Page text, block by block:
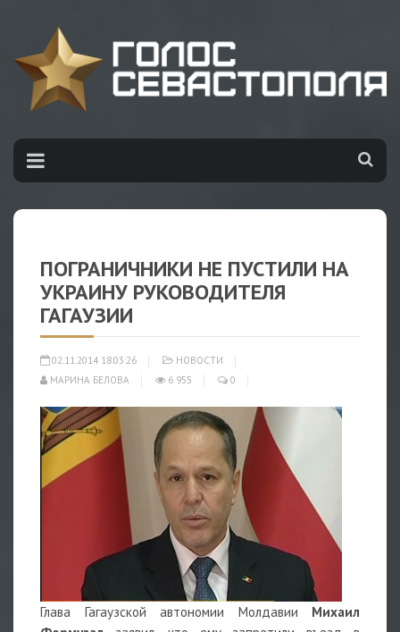
ПОГРАНИЧНИКИ НЕ ПУСТИЛИ НА
УКРАИНУ РУКОВОДИТЕЛЯ
ГАГАУЗИИ
02.11.2014 18:03:26
НОВОСТИ
МАРИНА БЕЛОВА
6 955 0
Глава Гагаузской автономии Молдавии Михаил